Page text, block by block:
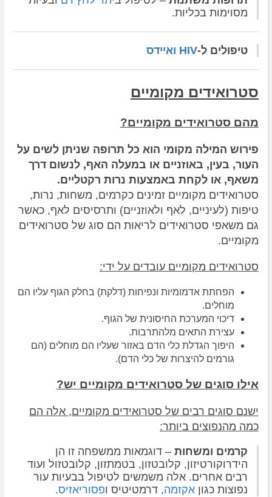
מסוימות בכליות.
טיפולים ל-HIV ואיידס
סטרואידים מקומיים
מהם סטרואידים מקומיים?
פירוש המילה מקומי הוא כל תרופה שניתן לשים על
העור, בעין, באוזניים או במעלה האף, לנשום דרך
משאף, או לקחת באמצעות נרות רקטליים.
סטרואידים מקומיים זמינים כקרמים, משחות, נרות,
טיפות (לעיניים, לאף ולאוזניים) ותרסיסים לאף, כאשר
גם משאפי סטרואידים לריאות הם סוג של סטרואידים
מקומיים.
סטרואידים מקומיים עובדים על ידי:
הפחתת אדמומיות ונפיחות (דלקת) בחלק הגוף עליו הם
מוחלים.
דיכוי המערכת החיסונית של הגוף.
עצירת התאים מלהתרבות.
היפוך הגדלת כלי הדם באזור שעליו הם מוחלים (הם
גורמים להיצרות של כלי הדם).
אילו סוגים של סטרואידים מקומיים יש?
ישנם סוגים רבים של סטרואידים מקומיים, אלה הם
כמה מהנפוצים ביותר:
קרמים ומשחות – דוגמאות ממשפחה זו הן
הידרוקורטיזון, קלובטזון, בטמתזון, קלובטזול ועוד
רבים אחרים. אלה משמשים לטיפול בבעיות עור
נפוצות כגון אקזמה, דרמטיטיס ופסוריאזיס.